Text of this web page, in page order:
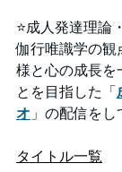
⭐️成人発達理論
伽行唯識学の観
様と心の成長を
とを目指した「
オ 」の配信をし
タイトル一覧